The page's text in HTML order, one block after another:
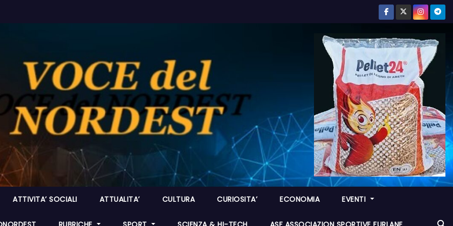
ATTIVITA’ SOCIALI ATTUALITA’ CULTURA CURIOSITA’ ECONOMIA EVENTI